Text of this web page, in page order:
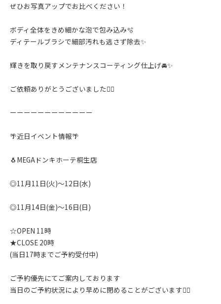
ぜひお写真アップでお比べください！
ボディ全体をきめ細かな泡で包み込み🫧
ディテールブラシで細部汚れも逃さず除去✨️
輝きを取り戻すメンテナンスコーティング仕上げ🚘✨️
ご依頼ありがとうございました🙇‍♂️
ーーーーーーーーーーーー
🌴近日イベント情報🌴
🐧MEGAドンキホーテ桐生店
◎11月11日(火)〜12日(水)
◎11月14日(金)〜16日(日)
☆OPEN 11時
★CLOSE 20時
(当日17時までご予約受付中)
ご予約優先にてご案内しております
当日のご予約状況により早めに閉めることがございます🙇‍♂️